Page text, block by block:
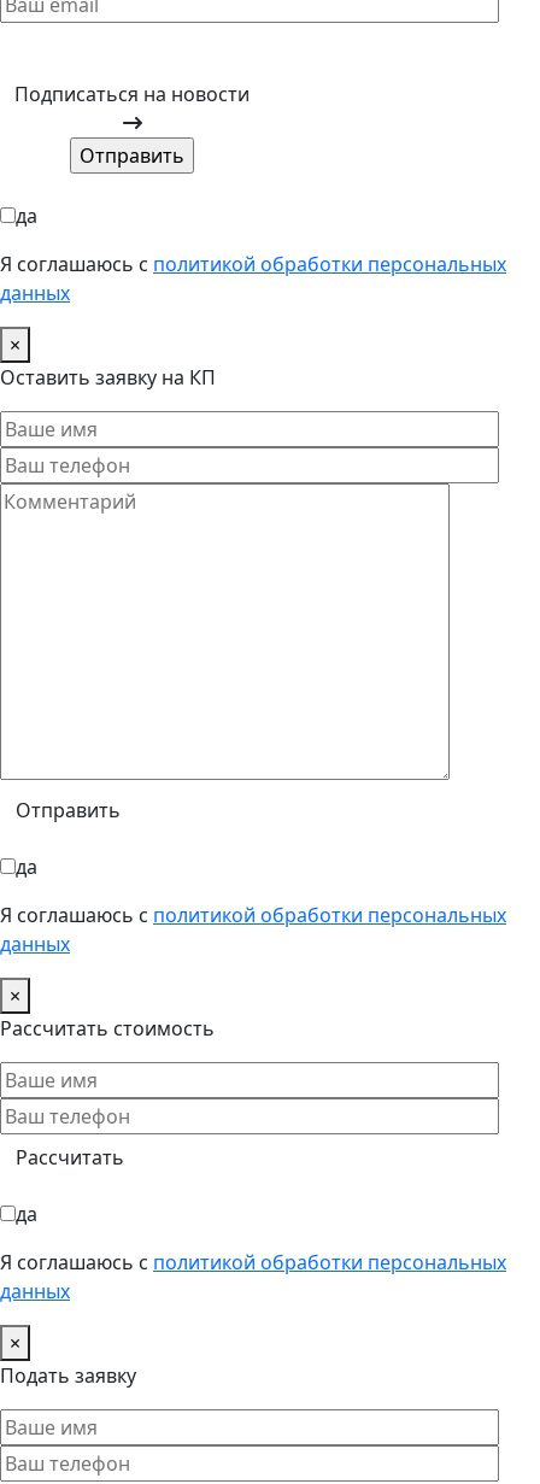
Подписаться на новости
да
Я соглашаюсь с политикой обработки персональных
данных
×
Оставить заявку на КП
да
Я соглашаюсь с политикой обработки персональных
данных
×
Рассчитать стоимость
да
Я соглашаюсь с политикой обработки персональных
данных
×
Подать заявку